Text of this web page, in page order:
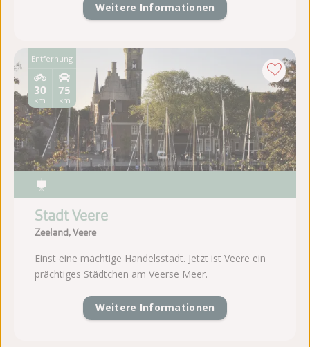
Weitere Informationen
Entfernung
75
km
30
km
Stadt Veere
Zeeland, Veere
Einst eine mächtige Handelsstadt. Jetzt ist Veere ein
prächtiges Städtchen am Veerse Meer.
Weitere Informationen